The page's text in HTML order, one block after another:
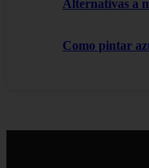
Alternativas a
Como pintar